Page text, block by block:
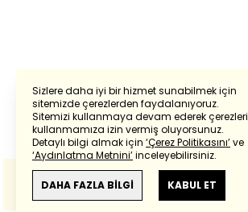
Sizlere daha iyi bir hizmet sunabilmek için
sitemizde çerezlerden faydalanıyoruz.
Sitemizi kullanmaya devam ederek çerezleri
kullanmamıza izin vermiş oluyorsunuz.
Detaylı bilgi almak için ‘Çerez Politikasını’ve
‘Aydınlatma Metnini’inceleyebilirsiniz.
DAHA FAZLA BİLGİ KABUL ET
Powered by Translate
Bu çevirideGoogle Transletekullanılmıştır.
Anlam ve çeviri hatalarından
haberturk.com
sorumlu değildir.